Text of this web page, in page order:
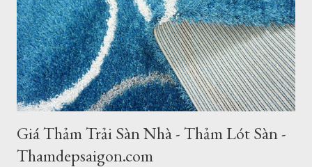
Giá Thảm Trải Sàn Nhà - Thảm Lót Sàn -
Thamdepsaigon.com